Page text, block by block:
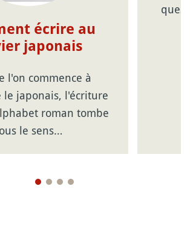
écrire au
japonais
l'on commence à
le japonais, l'écriture
roman tombe
le sens…